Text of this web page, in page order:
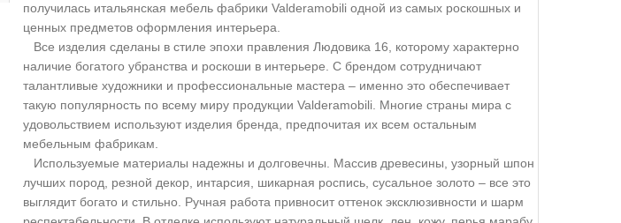
получилась итальянская мебель фабрики Valderamobili одной из самых роскошных и
ценных предметов оформления интерьера.
Все изделия сделаны в стиле эпохи правления Людовика 16, которому характерно
наличие богатого убранства и роскоши в интерьере. С брендом сотрудничают
талантливые художники и профессиональные мастера – именно это обеспечивает
такую популярность по всему миру продукции Valderamobili. Многие страны мира с
удовольствием используют изделия бренда, предпочитая их всем остальным
мебельным фабрикам.
Используемые материалы надежны и долговечны. Массив древесины, узорный шпон
лучших пород, резной декор, интарсия, шикарная роспись, сусальное золото – все это
выглядит богато и стильно. Ручная работа привносит оттенок эксклюзивности и шарм